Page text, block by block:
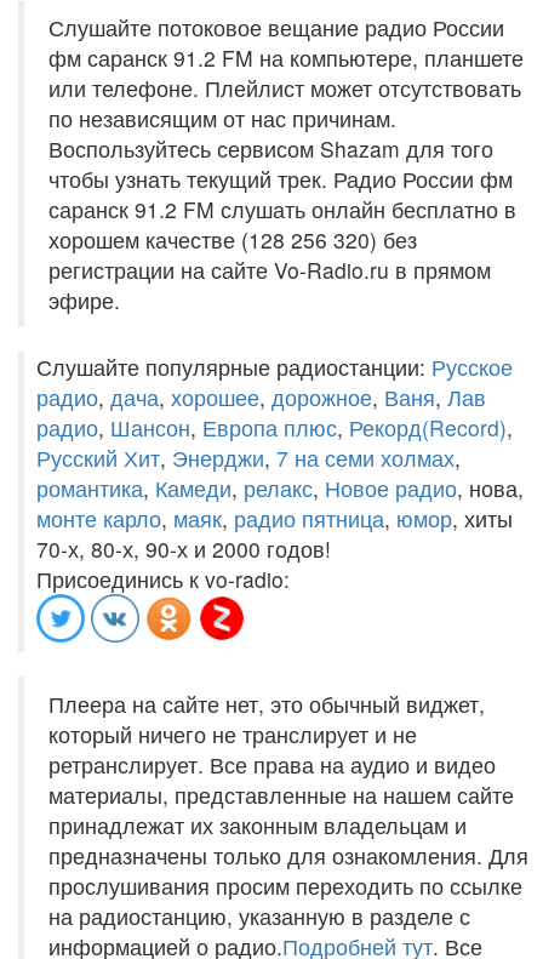
Слушайте потоковое вещание радио России
фм саранск 91.2 FM на компьютере, планшете
или телефоне. Плейлист может отсутствовать
по независящим от нас причинам.
Воспользуйтесь сервисом Shazam для того
чтобы узнать текущий трек. Радио России фм
саранск 91.2 FM слушать онлайн бесплатно в
хорошем качестве (128 256 320) без
регистрации на сайте Vo-Radio.ru в прямом
эфире.
Слушайте популярные радиостанции: Русское
радио, дача, хорошее, дорожное, Ваня, Лав
радио, Шансон, Европа плюс, Рекорд(Record),
Русский Хит, Энерджи, 7 на семи холмах,
романтика, Камеди, релакс, Новое радио, нова,
монте карло, маяк, радио пятница, юмор, хиты
70-х, 80-х, 90-х и 2000 годов!
Присоединись к vo-radio:
Плеера на сайте нет, это обычный виджет,
который ничего не транслирует и не
ретранслирует. Все права на аудио и видео
материалы, представленные на нашем сайте
принадлежат их законным владельцам и
предназначены только для ознакомления. Для
прослушивания просим переходить по ссылке
на радиостанцию, указанную в разделе с
информацией о радио.Подробней тут. Все